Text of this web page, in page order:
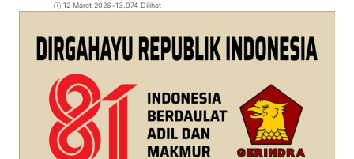
12 Maret 2026•13.074 Dilihat